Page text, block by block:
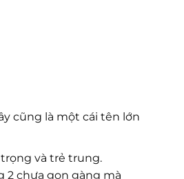
cũng là một cái tên lớn
và trẻ trung.
2 chưa gọn gàng mà